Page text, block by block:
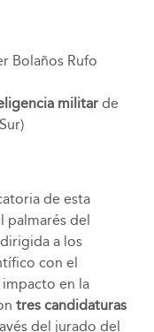
Bolaños Rufo
militar de
de esta
palmarés del
a los
con el
en la
tres candidaturas
del jurado del